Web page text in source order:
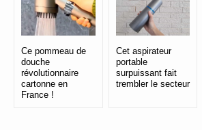
Ce pommeau de
douche
révolutionnaire
cartonne en
France !
Cet aspirateur
portable
surpuissant fait
trembler le secteur